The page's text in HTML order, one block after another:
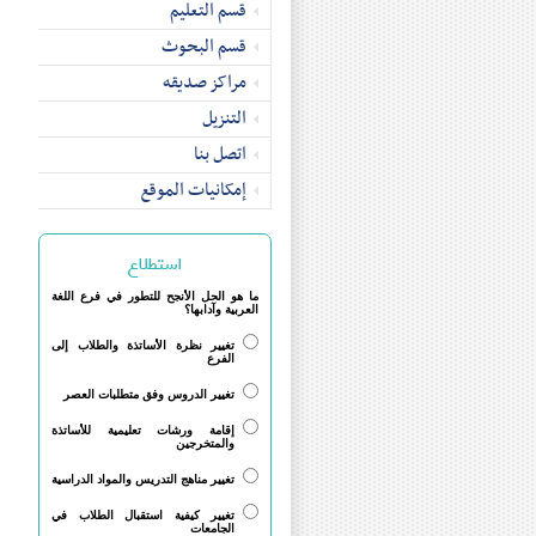
قسم التعلیم
قسم البحوث
مراکز صدیقه
التنزیل
اتصل بنا
إمکانیات الموقع
استطلاع
ما هو الحل الأنجح للتطور في فرع اللغة
العربية وآدابها؟
تغيير نظرة الأساتذة والطلاب إلى
الفرع
تغيير الدروس وفق متطلبات العصر
إقامة ورشات تعليمية للأساتذة
والمتخرجين
تغيير مناهج التدريس والمواد الدراسية
تغيير كيفية استقبال الطلاب في
الجامعات